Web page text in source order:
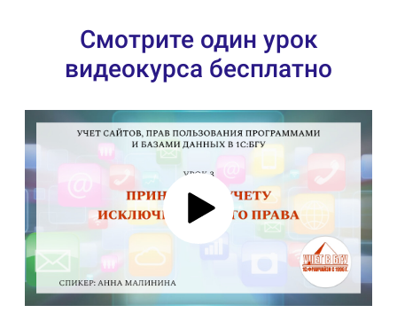
Смотрите один урок
видеокурса бесплатно